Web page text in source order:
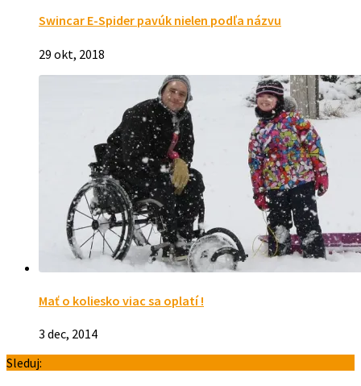
Swincar E-Spider pavúk nielen podľa názvu
29 okt, 2018
Mať o koliesko viac sa oplatí !
3 dec, 2014
Sleduj: